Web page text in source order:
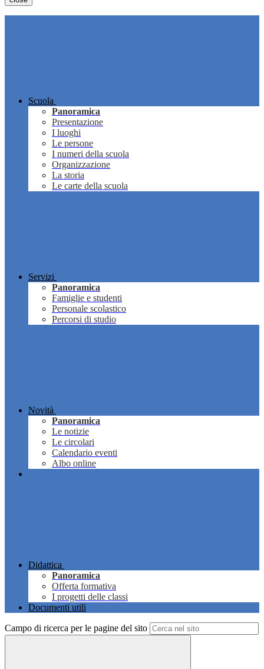
Scuola
Panoramica
Presentazione
I luoghi
Le persone
I numeri della scuola
Organizzazione
La storia
Le carte della scuola
Servizi
Panoramica
Famiglie e studenti
Personale scolastico
Percorsi di studio
Novità
Panoramica
Le notizie
Le circolari
Calendario eventi
Albo online
Didattica
Panoramica
Offerta formativa
I progetti delle classi
Documenti utili
Campo di ricerca per le pagine del sito